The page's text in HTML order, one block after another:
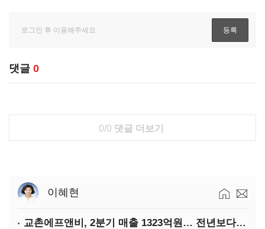
댓글 0
0/0 댓글 더보기
이혜현
교촌에프앤비, 2분기 매출 1323억원… 전년보다 4.9%↑